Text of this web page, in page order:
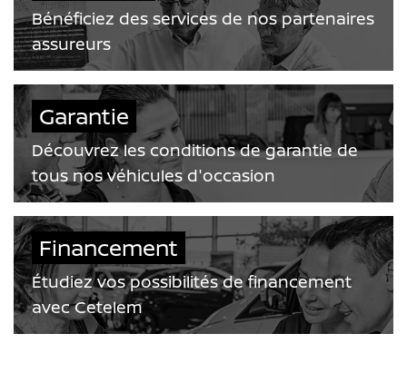
Bénéficiez des services de nos partenaires
assureurs
Garantie
Découvrez les conditions de garantie de
tous nos véhicules d'occasion
Financement
Étudiez vos possibilités de financement
avec Cetelem